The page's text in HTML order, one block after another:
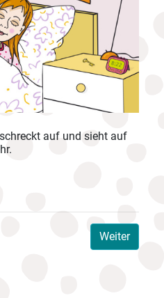
auf und sieht auf
Weiter